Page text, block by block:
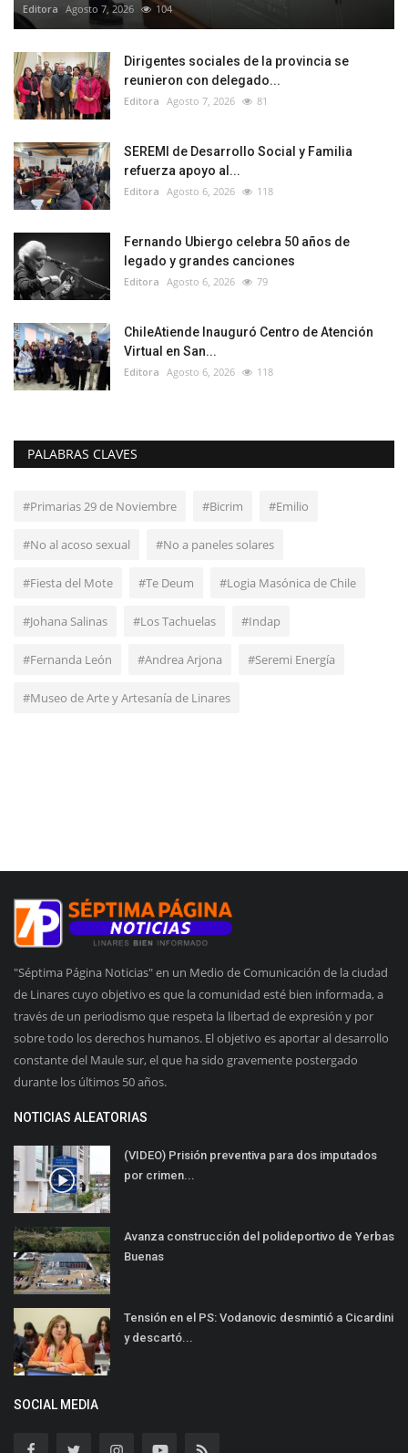
Editora Agosto 7, 2026 104
Dirigentes sociales de la provincia se
reunieron con delegado...
Editora Agosto 7, 2026 81
SEREMI de Desarrollo Social y Familia
refuerza apoyo al...
Editora Agosto 6, 2026 118
Fernando Ubiergo celebra 50 años de
legado y grandes canciones
Editora Agosto 6, 2026 79
ChileAtiende Inauguró Centro de Atención
Virtual en San...
Editora Agosto 6, 2026 118
PALABRAS CLAVES
#Primarias 29 de Noviembre #Bicrim #Emilio
#No al acoso sexual #No a paneles solares
#Fiesta del Mote #Te Deum #Logia Masónica de Chile
#Johana Salinas #Los Tachuelas #Indap
#Fernanda León #Andrea Arjona #Seremi Energía
#Museo de Arte y Artesanía de Linares
"Séptima Página Noticias" en un Medio de Comunicación de la ciudad
de Linares cuyo objetivo es que la comunidad esté bien informada, a
través de un periodismo que respeta la libertad de expresión y por
sobre todo los derechos humanos. El objetivo es aportar al desarrollo
constante del Maule sur, el que ha sido gravemente postergado
durante los últimos 50 años.
NOTICIAS ALEATORIAS
(VIDEO) Prisión preventiva para dos imputados
por crimen...
Avanza construcción del polideportivo de Yerbas
Buenas
Tensión en el PS: Vodanovic desmintió a Cicardini
y descartó...
SOCIAL MEDIA